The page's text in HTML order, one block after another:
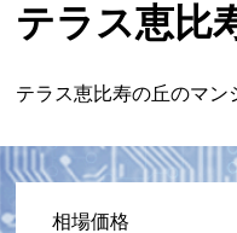
テラス恵比
テラス恵比寿の丘のマン
相場価格